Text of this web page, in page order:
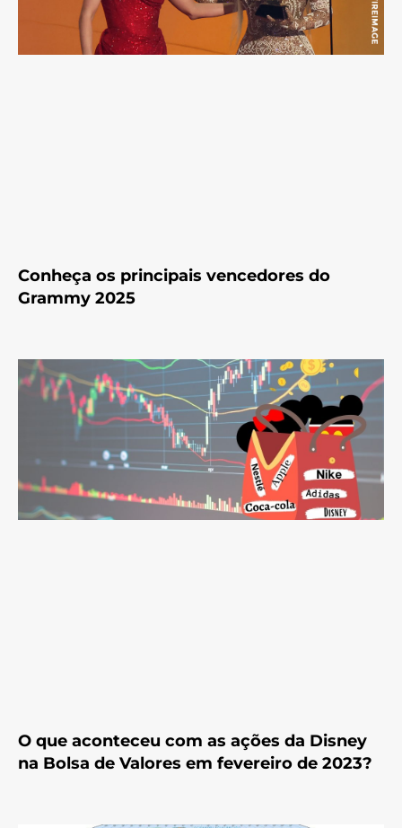
Conheça os principais vencedores do
Grammy 2025
O que aconteceu com as ações da Disney
na Bolsa de Valores em fevereiro de 2023?